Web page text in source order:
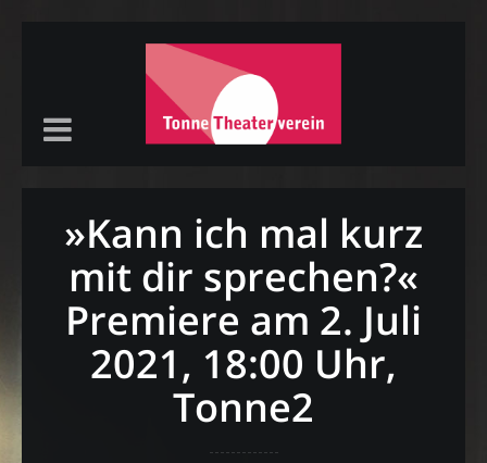
»Kann ich mal kurz
mit dir sprechen?«
Premiere am 2. Juli
2021, 18:00 Uhr,
Tonne2